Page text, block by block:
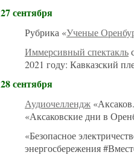
27 сентября
Рубрика «Ученые
Иммерсивный спектакль
2021 году: Кавказский
28 сентября
Аудиочеллендж
«Аксаковские дни в
«Безопасное
энергосбережения